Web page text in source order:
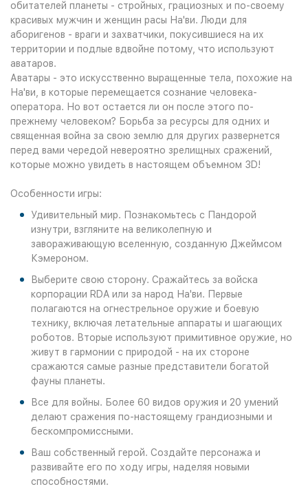
обитателей планеты - стройных, грациозных и по-своему
красивых мужчин и женщин расы На'ви. Люди для
аборигенов - враги и захватчики, покусившиеся на их
территории и подлые вдвойне потому, что используют
аватаров.
Аватары - это искусственно выращенные тела, похожие на
На'ви, в которые перемещается сознание человека-
оператора. Но вот остается ли он после этого по-
прежнему человеком? Борьба за ресурсы для одних и
священная война за свою землю для других развернется
перед вами чередой невероятно зрелищных сражений,
которые можно увидеть в настоящем объемном 3D!
Особенности игры:
Удивительный мир. Познакомьтесь с Пандорой
изнутри, взгляните на великолепную и
завораживающую вселенную, созданную Джеймсом
Кэмероном.
Выберите свою сторону. Сражайтесь за войска
корпорации RDA или за народ На'ви. Первые
полагаются на огнестрельное оружие и боевую
технику, включая летательные аппараты и шагающих
роботов. Вторые используют примитивное оружие, но
живут в гармонии с природой - на их стороне
сражаются самые разные представители богатой
фауны планеты.
Все для войны. Более 60 видов оружия и 20 умений
делают сражения по-настоящему грандиозными и
бескомпромиссными.
Ваш собственный герой. Создайте персонажа и
развивайте его по ходу игры, наделяя новыми
способностями.